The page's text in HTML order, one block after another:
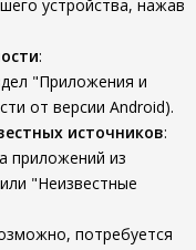
устройства, нажав
:
"Приложения и
от версии Android).
источников:
приложений из
"Неизвестные
потребуется